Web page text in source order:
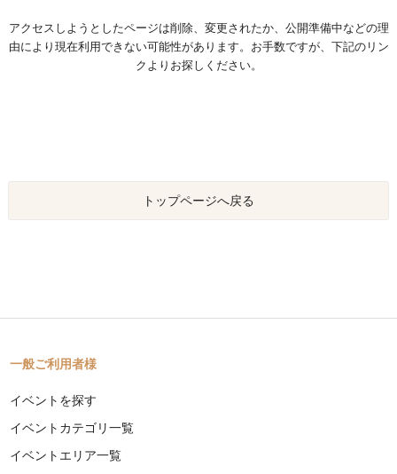
アクセスしようとしたページは削除、変更されたか、公開準備中などの理
由により現在利用できない可能性があります。お手数ですが、下記のリン
クよりお探しください。
トップページへ戻る
一般ご利用者様
イベントを探す
イベントカテゴリ一覧
イベントエリア一覧